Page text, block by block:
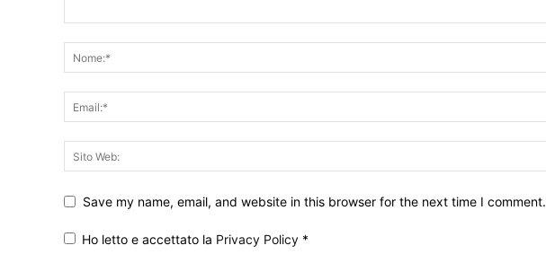
Save my name, email, and website in this browser for the next time I comment.
Ho letto e accettato la Privacy Policy *